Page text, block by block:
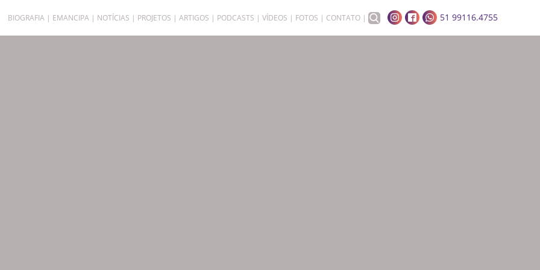
BIOGRAFIA EMANCIPA NOTÍCIAS PROJETOS ARTIGOS PODCASTS VÍDEOS FOTOS CONTATO 51 99116.4755